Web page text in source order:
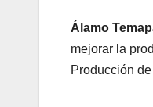
Álamo
mejorar la
Producción